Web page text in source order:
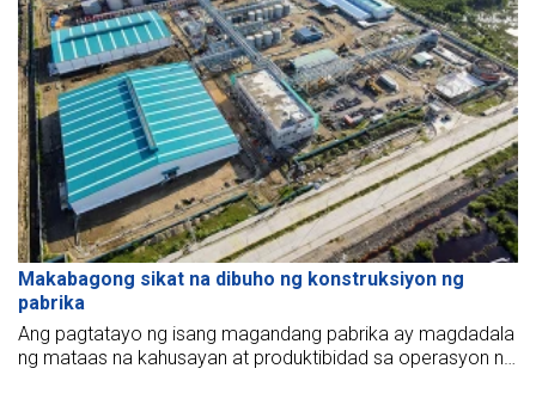
Makabagong sikat na dibuho ng konstruksiyon ng
pabrika
Ang pagtatayo ng isang magandang pabrika ay magdadala
ng mataas na kahusayan at produktibidad sa operasyon ng